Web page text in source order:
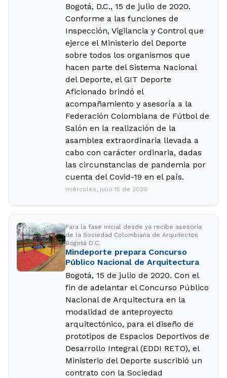
Bogotá, D.C., 15 de julio de 2020.
Conforme a las funciones de
Inspección, Vigilancia y Control que
ejerce el Ministerio del Deporte
sobre todos los organismos que
hacen parte del Sistema Nacional
del Deporte, el GIT Deporte
Aficionado brindó el
acompañamiento y asesoría a la
Federación Colombiana de Fútbol de
Salón en la realización de la
asamblea extraordinaria llevada a
cabo con carácter ordinaria, dadas
las circunstancias de pandemia por
cuenta del Covid-19 en el país.
miércoles, julio 15 de 2020
Para la fase inicial desde ya recibe asesoría
de la Sociedad Colombiana de Arquitectos
Bogotá D.C.
Mindeporte prepara Concurso
Público Nacional de Arquitectura
Bogotá, 15 de julio de 2020. Con el
fin de adelantar el Concurso Público
Nacional de Arquitectura en la
modalidad de anteproyecto
arquitectónico, para el diseño de
prototipos de Espacios Deportivos de
Desarrollo Integral (EDDI RETO), el
Ministerio del Deporte suscribió un
contrato con la Sociedad